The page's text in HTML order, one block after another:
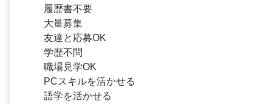
履歴書不要
大量募集
友達と応募OK
学歴不問
職場見学OK
PCスキルを活かせる
語学を活かせる